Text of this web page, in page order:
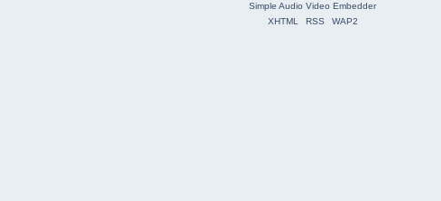
Simple Audio Video Embedder
XHTML
RSS WAP2